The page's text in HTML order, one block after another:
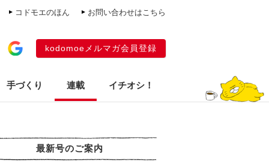
コドモエのほん お問い合わせはこちら
kodomoeメルマガ会員登録
手づくり 連載 イチオシ！
最新号のご案内